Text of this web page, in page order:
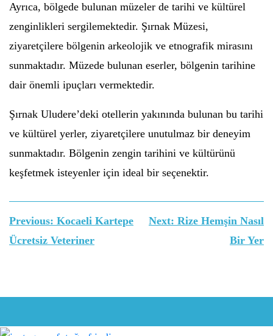
Ayrıca, bölgede bulunan müzeler de tarihi ve kültürel
zenginlikleri sergilemektedir. Şırnak Müzesi,
ziyaretçilere bölgenin arkeolojik ve etnografik mirasını
sunmaktadır. Müzede bulunan eserler, bölgenin tarihine
dair önemli ipuçları vermektedir.
Şırnak Uludere’deki otellerin yakınında bulunan bu tarihi
ve kültürel yerler, ziyaretçilere unutulmaz bir deneyim
sunmaktadır. Bölgenin zengin tarihini ve kültürünü
keşfetmek isteyenler için ideal bir seçenektir.
Yazı
gezinmesi
Previous: Kocaeli Kartepe
Ücretsiz Veteriner
Next: Rize Hemşin Nasıl
Bir Yer